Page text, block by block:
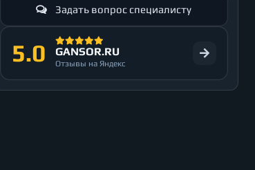
Задать вопрос специалисту
5.0 GANSOR.RU
Отзывы на Яндекс